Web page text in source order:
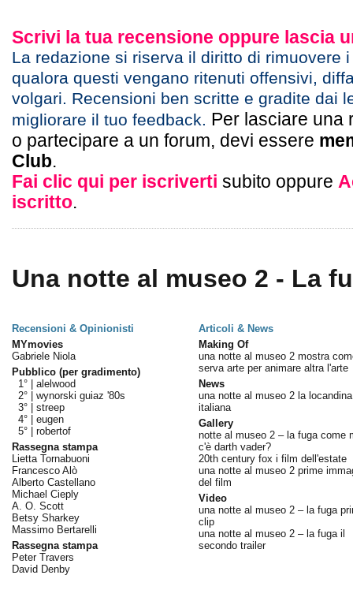
Scrivi la tua recensione oppure lascia
La redazione si riserva il diritto di rimuovere
qualora questi vengano ritenuti offensivi,
volgari. Recensioni ben scritte e gradite dai
migliorare il tuo feedback. Per lasciare una
o partecipare a un forum, devi essere
Club.
Fai clic qui per iscriverti subito oppure
iscritto.
Una notte al museo 2 - La
Recensioni & Opinionisti
Articoli & News
MYmovies
Gabriele Niola
Pubblico (per gradimento)
1° | alelwood
2° | wynorski guiaz '80s
3° | streep
4° | eugen
5° | robertof
Rassegna stampa
Lietta Tornabuoni
Francesco Alò
Alberto Castellano
Michael Cieply
A. O. Scott
Betsy Sharkey
Massimo Bertarelli
Rassegna stampa
Peter Travers
David Denby
Making Of
una notte al museo 2 mostra
serva arte per animare altra l'arte
News
una notte al museo 2 la locandina
italiana
Gallery
notte al museo 2 – la fuga come
c'è darth vader?
20th century fox i film dell'estate
una notte al museo 2 prime
del film
Video
una notte al museo 2 – la fuga
clip
una notte al museo 2 – la fuga il
secondo trailer